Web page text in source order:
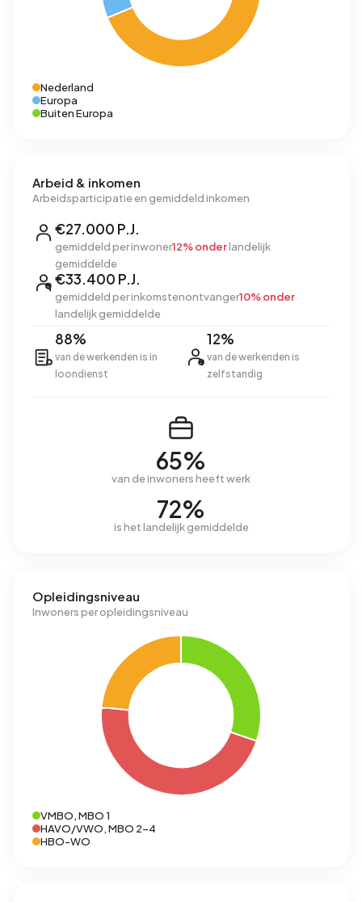
Nederland
Europa
Buiten Europa
Arbeid & inkomen
Arbeidsparticipatie en gemiddeld inkomen
€27.000 P.J.
gemiddeld per inwoner12% onderlandelijk
gemiddelde
€33.400 P.J.
gemiddeld per inkomstenontvanger10% onder
landelijk gemiddelde
88%
van de werkenden is in
loondienst
12%
van de werkenden is
zelfstandig
65%
van de inwoners heeft werk
72%
is het landelijk gemiddelde
Opleidingsniveau
Inwoners per opleidingsniveau
VMBO, MBO 1
HAVO/VWO, MBO 2-4
HBO-WO